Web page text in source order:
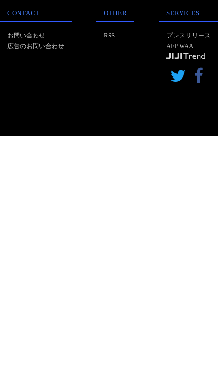
CONTACT
お問い合わせ
広告のお問い合わせ
OTHER
RSS
SERVICES
プレスリリース
AFP WAA